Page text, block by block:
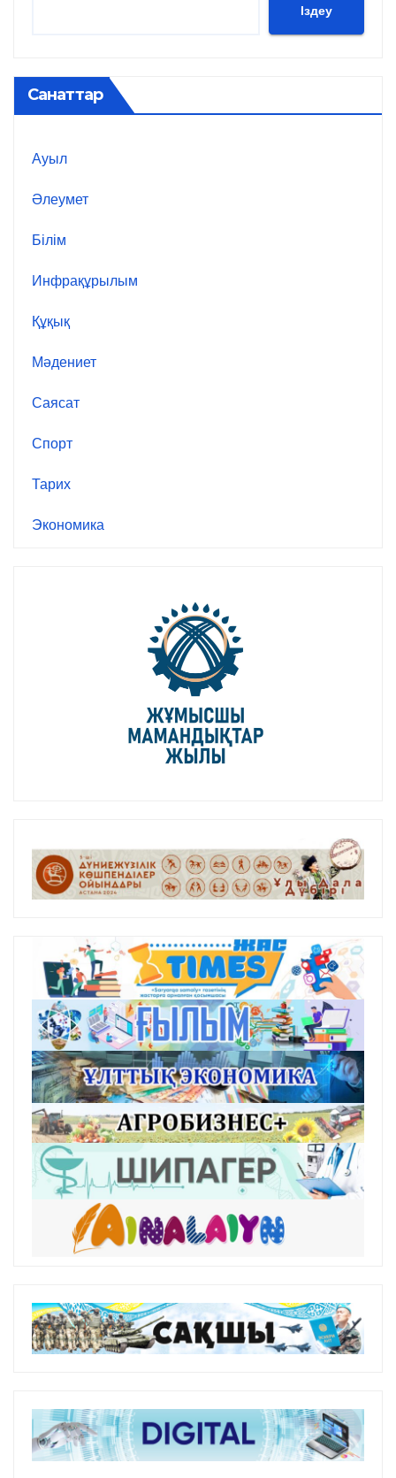
Іздеу
Санаттар
Ауыл
Әлеумет
Білім
Инфрақұрылым
Құқық
Мәдениет
Саясат
Спорт
Тарих
Экономика